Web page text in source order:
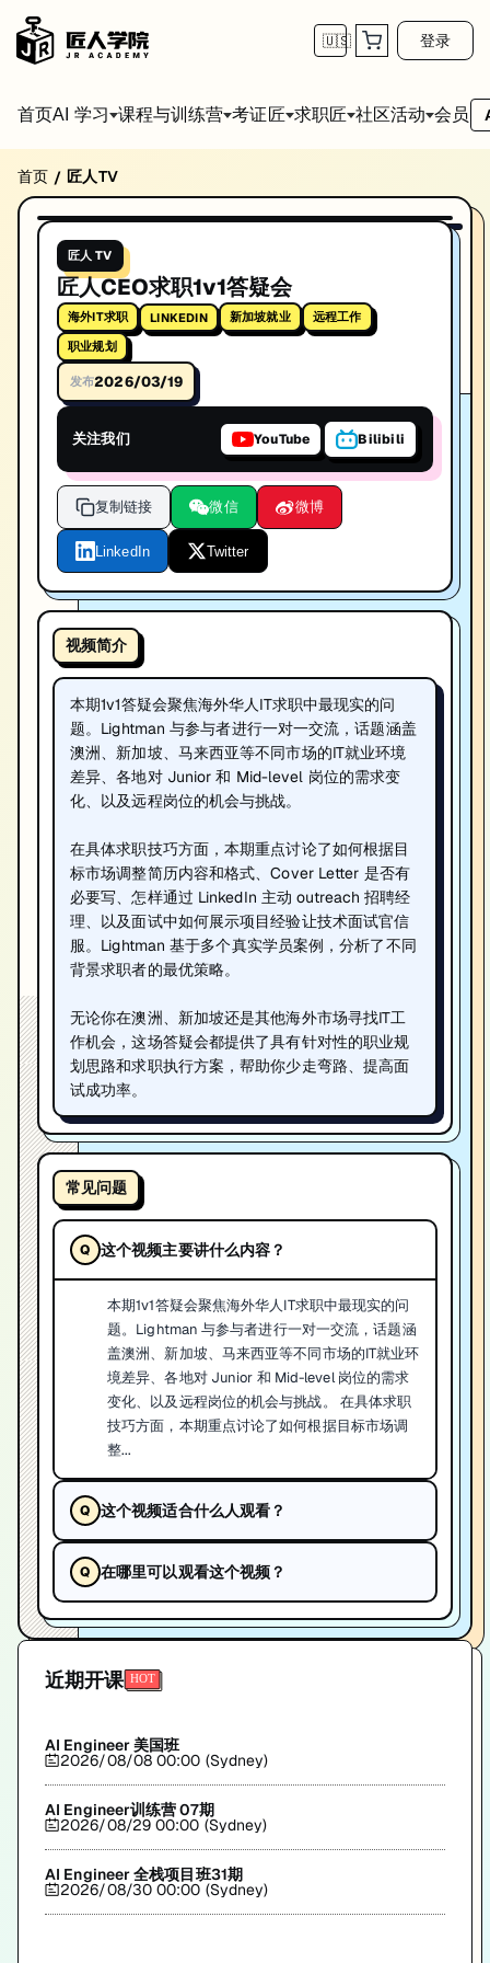
🇺🇸 登录
首页AI 学习 课程与训练营 考证匠 求职匠 社区活动 会员
匠人CEO求职1v1答疑会
本期1v1答疑会聚焦海外华人IT求职中最现实的问题。Lightman 与参
标签: 海外IT求职, LinkedIn, 新加坡就业, 远程工作, 职业规划
发布日期: 2026/3/19
本视频由匠人学院提供，涵盖海外IT求职相关知识点，帮助你系统学习
首页 / 匠人TV
播放视频
匠人 TV
匠人CEO求职1v1答疑会
海外IT求职 LINKEDIN 新加坡就业
远程工作
职业规划
发布2026/03/19
关注我们 YouTube Bilibili
复制链接 微信 微博
LinkedIn Twitter
视频简介
本期1v1答疑会聚焦海外华人IT求职中最现实的问
题。Lightman 与参与者进行一对一交流，话题涵盖
澳洲、新加坡、马来西亚等不同市场的IT就业环境
差异、各地对 Junior 和 Mid-level 岗位的需求变
化、以及远程岗位的机会与挑战。
在具体求职技巧方面，本期重点讨论了如何根据目
标市场调整简历内容和格式、Cover Letter 是否有
必要写、怎样通过 LinkedIn 主动 outreach 招聘经
理、以及面试中如何展示项目经验让技术面试官信
服。Lightman 基于多个真实学员案例，分析了不同
背景求职者的最优策略。
无论你在澳洲、新加坡还是其他海外市场寻找IT工
作机会，这场答疑会都提供了具有针对性的职业规
划思路和求职执行方案，帮助你少走弯路、提高面
试成功率。
常见问题
这个视频主要讲什么内容？
本期1v1答疑会聚焦海外华人IT求职中最现实的问
题。Lightman 与参与者进行一对一交流，话题涵
盖澳洲、新加坡、马来西亚等不同市场的IT就业环
境差异、各地对 Junior 和 Mid-level 岗位的需求
变化、以及远程岗位的机会与挑战。 在具体求职
技巧方面，本期重点讨论了如何根据目标市场调
整...
这个视频适合什么人观看？
在哪里可以观看这个视频？
近期开课
AI Engineer 美国班
2026/08/08 00:00 (Sydney)
AI Engineer训练营 07期
2026/08/29 00:00 (Sydney)
AI Engineer 全栈项目班31期
2026/08/30 00:00 (Sydney)